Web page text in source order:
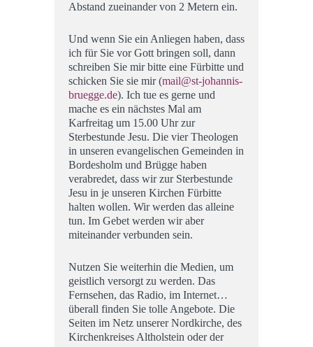
Abstand zueinander von 2 Metern ein.
Und wenn Sie ein Anliegen haben, dass
ich für Sie vor Gott bringen soll, dann
schreiben Sie mir bitte eine Fürbitte und
schicken Sie sie mir (mail@st-johannis-
bruegge.de). Ich tue es gerne und
mache es ein nächstes Mal am
Karfreitag um 15.00 Uhr zur
Sterbestunde Jesu. Die vier Theologen
in unseren evangelischen Gemeinden in
Bordesholm und Brügge haben
verabredet, dass wir zur Sterbestunde
Jesu in je unseren Kirchen Fürbitte
halten wollen. Wir werden das alleine
tun. Im Gebet werden wir aber
miteinander verbunden sein.
Nutzen Sie weiterhin die Medien, um
geistlich versorgt zu werden. Das
Fernsehen, das Radio, im Internet…
überall finden Sie tolle Angebote. Die
Seiten im Netz unserer Nordkirche, des
Kirchenkreises Altholstein oder der